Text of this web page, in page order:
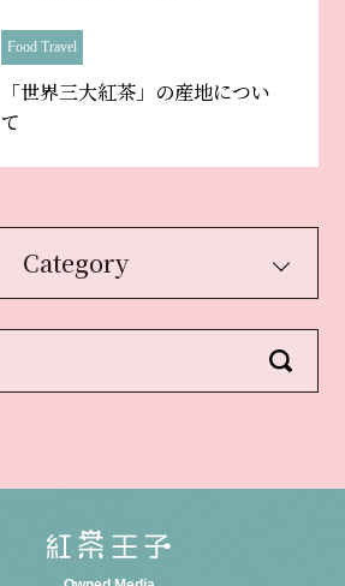
Food Travel
「世界三大紅茶」の産地につい
て
Category